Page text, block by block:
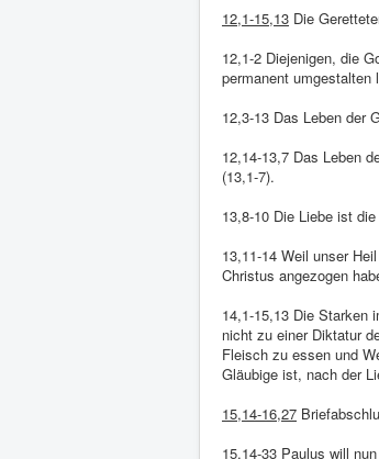
12,1-15,13 Die
12,1-2 Diejenigen, die
permanent umgestalten
12,3-13 Das Leben der
12,14-13,7 Das Leben
(13,1-7).
13,8-10 Die Liebe ist
13,11-14 Weil unser
Christus angezogen
14,1-15,13 Die Starken
nicht zu einer Diktatur
Fleisch zu essen und
Gläubige ist, nach der
15,14-16,27
15,14-33 Paulus will